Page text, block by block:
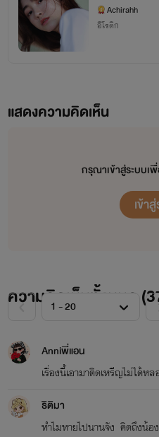
ขอบคุณรีดเดอร์ที่คอยซั
ใจที่ยิ่งใหญ่ของไ
Achirahh
อีโรติก
แสดงความคิดเห็น
กรุณาเข้าสู่ระบบเ
เข้า
ความคิดเห็นทั้งหมด (
Anniพี่แอน
เรื่องนี้เอามาติดเหรีญไม่ได้หล
ธิติมา
ทำไมหายไปนานจัง คิดถึงน้อ